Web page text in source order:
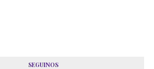
SEGUINOS